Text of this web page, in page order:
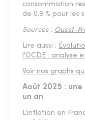
consommation
de 0,9 % pour les
Sources : Ouest-
Lire aussi :
l'OCDE : analyse
Voir nos graphs
Août 2025 :
un an
L’inflation en